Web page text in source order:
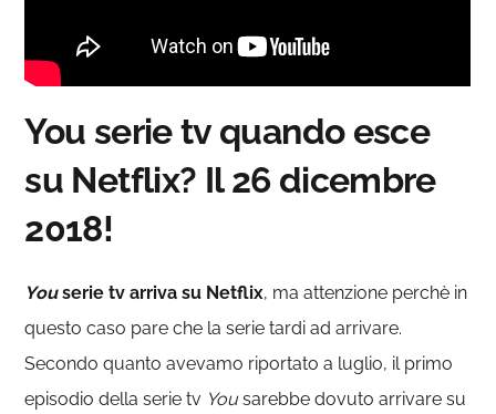
You serie tv quando esce
su Netflix? Il 26 dicembre
2018!
Youserie tv arriva su Netflix, ma attenzione perchè in
questo caso pare che la serie tardi ad arrivare.
Secondo quanto avevamo riportato a luglio, il primo
episodio della serie tv Yousarebbe dovuto arrivare su